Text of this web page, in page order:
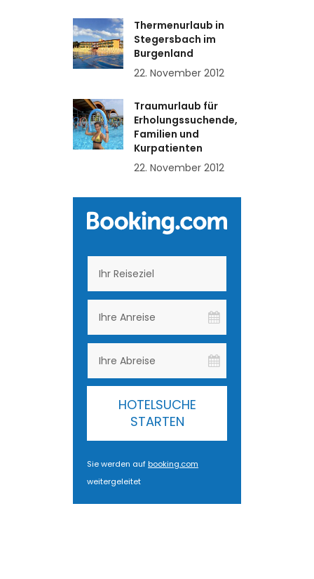
Thermenurlaub in
Stegersbach im
Burgenland
22. November 2012
Traumurlaub für
Erholungssuchende,
Familien und
Kurpatienten
22. November 2012
HOTELSUCHE
STARTEN
Sie werden aufbooking.com
weitergeleitet